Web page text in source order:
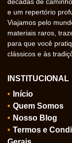
e um repertório
Viajamos pelo
materiais raros,
para que você
clássicos e às
INSTITUCIONAL
Início
Quem Somos
Nosso Blog
Termos e